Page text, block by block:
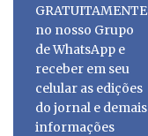
GRATUITAMENTE
no nosso Grupo
de WhatsApp e
receber em seu
celular as edições
do jornal e demais
informações